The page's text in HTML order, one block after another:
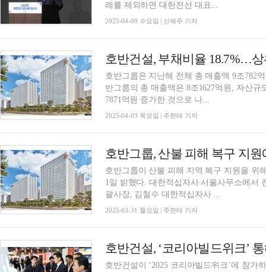
례를 제외하면 대한전선 대표...
2025-04-09 수요일 | 신혜주 기자
호반건설, 부채비율 18.7%…
호반그룹은 지난해 전체 총 매출액 9조782
반그룹의 총 매출액은 8조1627억원, 자산규
7871억원 증가한 것으로 나...
2025-04-03 목요일 | 주현태 기자
호반그룹, 산불 피해 복구 지원
호반그룹이 산불 피해 지역 복구 지원을 위
1일 밝혔다. 대한적십자사 서울사무소에서
괄사장, 김철수 대한적십자사 ...
2025-03-31 월요일 | 주현태 기자
호반건설, ‘코리아빌드위크’
호반건설이 ‘2025 코리아빌드위크’에 참가